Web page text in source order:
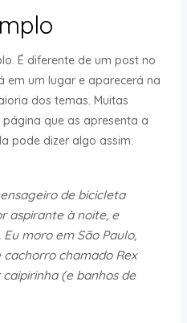
É diferente de um post no
em um lugar e aparecerá na
dos temas. Muitas
que as apresenta a
pode dizer algo assim:
de bicicleta
aspirante à noite, e
moro em São Paulo,
chamado Rex
(e banhos de